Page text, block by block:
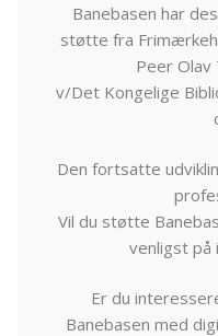
Banebasen har
støtte fra
Peer Olav
v/Det Kongelige
Den fortsatte
Vil du støtte
venligst på
Er du
Banebasen med